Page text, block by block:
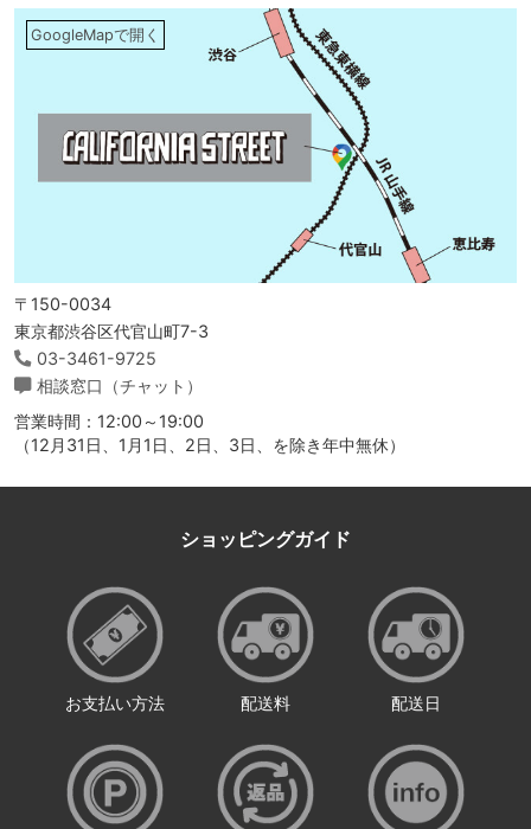
GoogleMapで開く
〒150-0034
東京都渋谷区代官山町7-3
03-3461-9725
相談窓口（チャット）
営業時間：12:00～19:00
（12月31日、1月1日、2日、3日、を除き年中無休）
ショッピングガイド
お支払い方法 配送料 配送日